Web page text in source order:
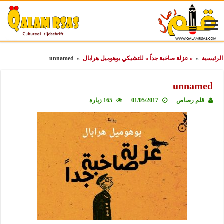
الرئيسية » « عزلة صاخبة جداً » للتشيكي بوهوميل هرابال »
unnamed
unnamed
قلم رصاص 01/05/2017 165 زيارة